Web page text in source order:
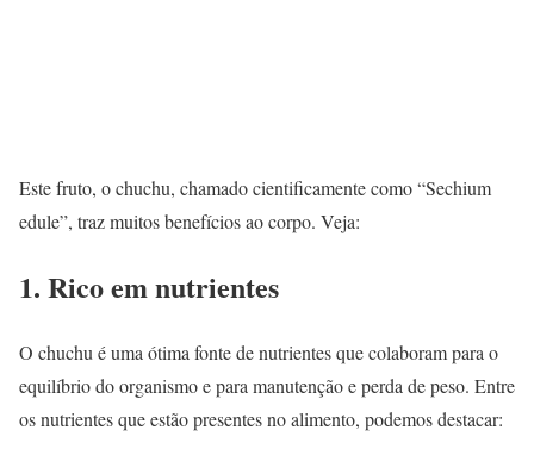
Este fruto, o chuchu, chamado cientificamente como “Sechium
edule”, traz muitos benefícios ao corpo. Veja:
1. Rico em nutrientes
O chuchu é uma ótima fonte de nutrientes que colaboram para o
equilíbrio do organismo e para manutenção e perda de peso. Entre
os nutrientes que estão presentes no alimento, podemos destacar: